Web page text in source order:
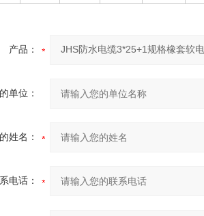
产品：
单位：
姓名：
电话：